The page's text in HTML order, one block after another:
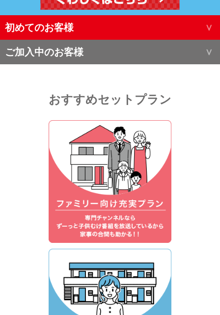
初めてのお客様
ご加入中のお客様
おすすめセットプラン